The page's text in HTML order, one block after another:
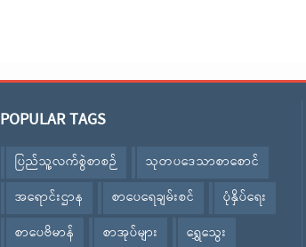
POPULAR TAGS
ပြည်သူ့လက်စွဲစာစဉ်
သုတပဒေသာစာစောင်
အရောင်းဌာန
စာပေရေချမ်းစင်
ပုံနှိပ်ရေး
စာပေဗိမာန်
စာအုပ်များ ရွှေသွေး